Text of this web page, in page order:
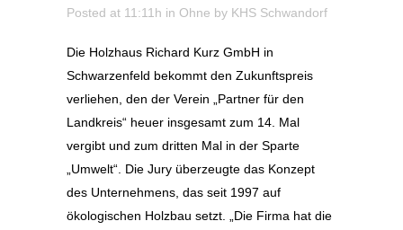
Posted at 11:11h in Ohne by KHS Schwandorf
Die Holzhaus Richard Kurz GmbH in
Schwarzenfeld bekommt den Zukunftspreis
verliehen, den der Verein „Partner für den
Landkreis“ heuer insgesamt zum 14. Mal
vergibt und zum dritten Mal in der Sparte
„Umwelt“. Die Jury überzeugte das Konzept
des Unternehmens, das seit 1997 auf
ökologischen Holzbau setzt. „Die Firma hat die